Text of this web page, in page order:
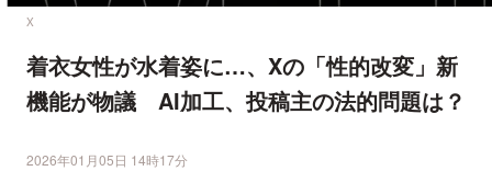
X
着衣女性が水着姿に…、Xの「性的改変」新
機能が物議 AI加工、投稿主の法的問題は？
2026年01月05日 14時17分